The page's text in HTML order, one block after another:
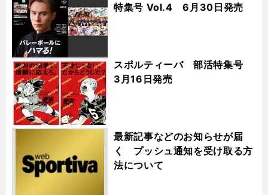
特集号 Vol.4 6月30日発売
スポルティーバ 部活特集号
3月16日発売
最新記事などのお知らせが届
く プッシュ通知を受け取る方
法について